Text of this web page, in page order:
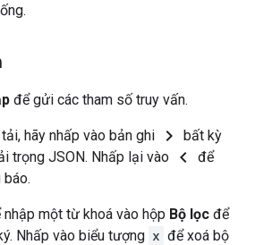
để gửi các tham số truy vấn.
hãy nhấp vào bản ghi chevron_right
bất kỳ
trọng JSON. Nhấp lại vào
chevron_left
để
nhập một từ khoá vào hộp Bộ lọc để
Nhấp vào biểu tượng x để xoá bộ